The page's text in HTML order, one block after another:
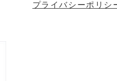
プライバシーポリシ